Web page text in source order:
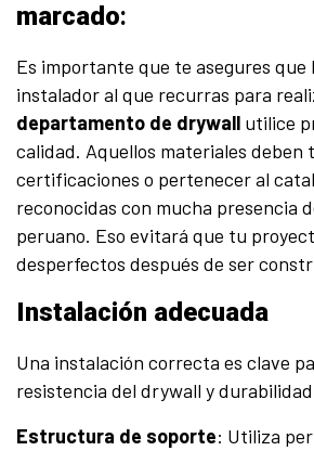
marcado:
Es importante que te asegures que
instalador al que recurras para
departamento de drywall utilice
calidad. Aquellos materiales deben
certificaciones o pertenecer al
reconocidas con mucha presencia
peruano. Eso evitará que tu
desperfectos después de ser
Instalación adecuada
Una instalación correcta es clave
resistencia del drywall y
Estructura de soporte: Utiliza